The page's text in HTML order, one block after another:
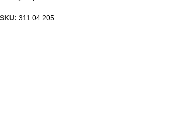
SKU: 311.04.205